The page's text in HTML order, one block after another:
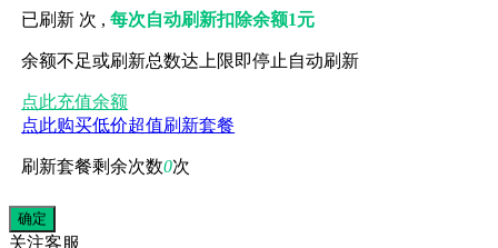
已刷新 次 ,每次自动刷新扣除余额1元
余额不足或刷新总数达上限即停止自动刷新
点此充值余额
点此购买低价超值刷新套餐
刷新套餐剩余次数0次
关注客服